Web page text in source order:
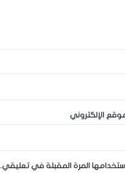
الإلكتروني
المرة المقبلة في تعليقي.